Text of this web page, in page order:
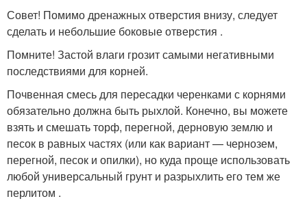
Совет! Помимо дренажных отверстия внизу, следует
сделать и небольшие боковые отверстия .
Помните! Застой влаги грозит самыми негативными
последствиями для корней.
Почвенная смесь для пересадки черенками с корнями
обязательно должна быть рыхлой. Конечно, вы можете
взять и смешать торф, перегной, дерновую землю и
песок в равных частях (или как вариант — чернозем,
перегной, песок и опилки), но куда проще использовать
любой универсальный грунт и разрыхлить его тем же
перлитом .